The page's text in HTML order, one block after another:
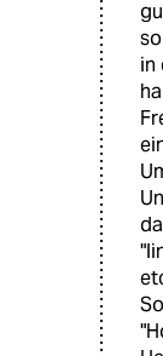
in